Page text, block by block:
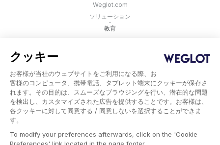
クッキー
お客様が当社のウェブサイトをご利用になる際、お
客様のコンピュータ、携帯電話、タブレット端末にクッキーが保存さ
れます。その目的は、スムーズなブラウジングを行い、潜在的な問題
を検出し、カスタマイズされた広告を提供することです。お客様は、
各クッキーに対して同意する / 同意しないを選択することができま
す。
To modify your preferences afterwards, click on the 'Cookie
Weglot.com
-
ソリューション
-
教育
試す